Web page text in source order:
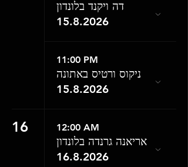
דה ויקנד בלונדון
15.8.2026
11:00 PM
ניקוס ורטיס באתונה
15.8.2026
16 12:00 AM
אריאנה גרנדה בלונדון
16.8.2026